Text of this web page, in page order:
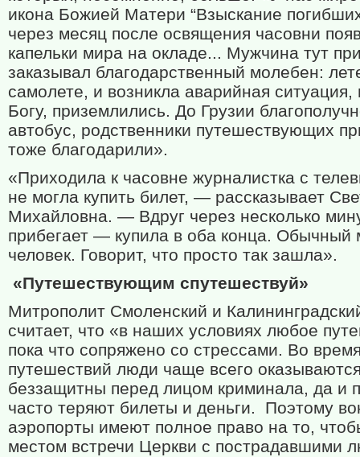
икона Божией Матери “Взыскание
через месяц после освящения часовни
капельки мира на окладе... Мужчина тут
заказывал благодарственный молебен:
самолете, и возникла аварийная ситуация,
Богу, приземлились. До Грузии
автобус, родственники путешествующих
тоже благодарили».
«Приходила к часовне журналистка с
не могла купить билет, — рассказывает
Михайловна. — Вдруг через несколько
прибегает — купила в оба конца. Обычный
человек. Говорит, что просто так зашла».
«Путешествующим спутешествуй»
Митрополит Смоленский и
считает, что «в наших условиях любое
пока что сопряжено со стрессами. Во
путешествий люди чаще всего
беззащитны перед лицом криминала, да и
часто теряют билеты и деньги.
Поэтому
аэропорты имеют полное право на то,
местом встречи Церкви с пострадавшими